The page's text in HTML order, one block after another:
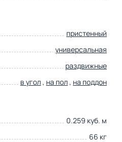
пристенный
универсальная
раздвижные
в угол , на пол , на поддон
0.259 куб. м
66 кг